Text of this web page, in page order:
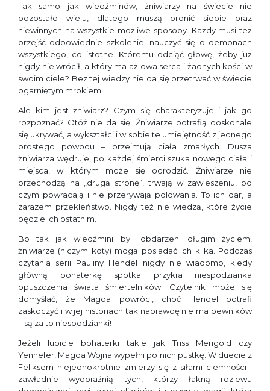
Tak samo jak wiedźminów, żniwiarzy na świecie nie
pozostało wielu, dlatego muszą bronić siebie oraz
niewinnych na wszystkie możliwe spo­soby. Każdy musi też
przejść odpowiednie szkolenie: nauczyć się o demonach
wszystkiego, co istotne. Któremu odciąć głowę, żeby już
nigdy nie wrócił, a który ma aż dwa serca i żadnych kości w
swoim ciele? Bez tej wiedzy nie da się przetrwać w świecie
ogarniętym mrokiem!
Ale kim jest żniwiarz? Czym się charakteryzuje i jak go
rozpoznać? Otóż nie da się! Żniwiarze potra­fią doskonale
się ukrywać, a wykształcili w sobie te umiejętność z jednego
prostego powodu – przejmują ciała zmarłych. Dusza
żniwiarza wędruje, po każdej śmierci szuka nowego ciała i
miejsca, w którym może się odrodzić. Żniwiarze nie
przechodzą na „drugą stronę”, trwają w zawieszeniu, po
czym powracają i nie przerywają polowania. To ich dar, a
zarazem przekleństwo. Nigdy też nie wiedzą, które życie
bę­dzie ich ostatnim.
Bo tak jak wiedźmini byli obdarzeni długim życiem,
żniwiarze (niczym koty) mogą posiadać ich kilka. Podczas
czytania serii Pauliny Hendel nigdy nie wiadomo, kiedy
główną bohaterkę spotka przykra niespodzianka
opuszczenia świata śmiertelników. Czytelnik może się
domyślać, że Magda powróci, choć Hendel potrafi
zaskoczyć i w jej historiach tak naprawdę nie ma pewników
– są za to niespodzianki!
Jeżeli lubicie bohaterki takie jak Triss Merigold czy
Yennefer, Magda Wojna wypełni po nich pustkę. W duecie z
Feliksem niejednokrotnie zmierzy się z siłami ciemności i
zawładnie wyobraźnią tych, któ­rzy łakną rozlewu